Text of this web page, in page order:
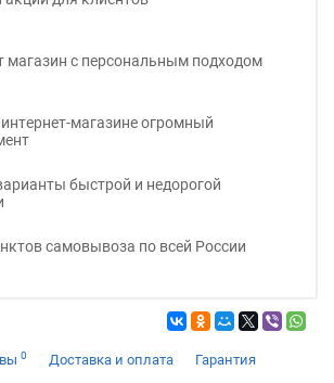
магазин с персональным подходом
магазине огромный
быстрой и недорогой
самовывоза по всей России
0 Доставка и оплата Гарантия